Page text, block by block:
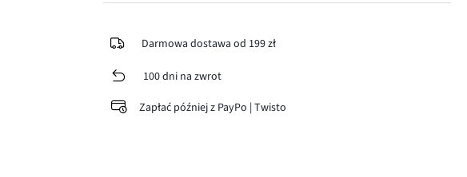
Darmowa dostawa od 199 zł
100 dni na zwrot
Zapłać później z PayPo | Twisto